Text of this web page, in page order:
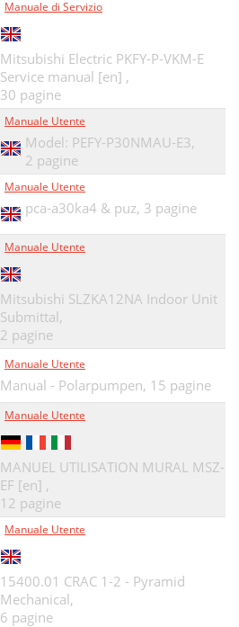
Manuale di Servizio
Mitsubishi Electric PKFY-P-VKM-E
Service manual [en] ,
30 pagine
Manuale Utente
Model: PEFY-P30NMAU-E3,
2 pagine
Manuale Utente
pca-a30ka4 & puz, 3 pagine
Manuale Utente
Mitsubishi SLZKA12NA Indoor Unit
Submittal,
2 pagine
Manuale Utente
Manual - Polarpumpen, 15 pagine
Manuale Utente
MANUEL UTILISATION MURAL MSZ-
EF [en] ,
12 pagine
Manuale Utente
15400.01 CRAC 1-2 - Pyramid
Mechanical,
6 pagine